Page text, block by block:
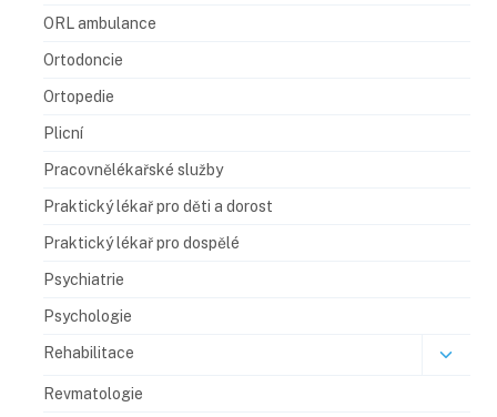
ORL ambulance
Ortodoncie
Ortopedie
Plicní
Pracovnělékařské služby
Praktický lékař pro děti a dorost
Praktický lékař pro dospělé
Psychiatrie
Psychologie
Rehabilitace
Revmatologie